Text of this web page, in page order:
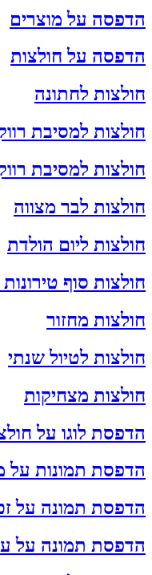
הדפסה על מוצרים
הדפסה על חולצות
חולצות לחתונה
חולצות למסיבת
חולצות למסיבת
חולצות לבר מצווה
חולצות ליום הולדת
חולצות סוף
חולצות מחזור
חולצות לטיול שנתי
חולצות מצחיקות
הדפסת לוגו על
הדפסת תמונות על
הדפסת תמונה על
הדפסת תמונה על